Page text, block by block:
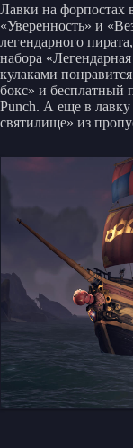
Лавки на форпостах
«Уверенность» и
легендарного
набора
кулаками
бокс» и бесплатный
Punch. А еще в
святилище» из